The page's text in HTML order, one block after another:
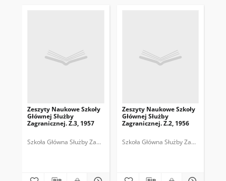
Zeszyty Naukowe Szkoły
Głównej Służby
Zagranicznej. Z.3, 1957
Szkoła Główna Służby Zagranicznej (Warszawa).
Zeszyty Naukowe Szkoły
Głównej Służby
Zagranicznej. Z.2, 1956
Szkoła Główna Służby Zagranicznej